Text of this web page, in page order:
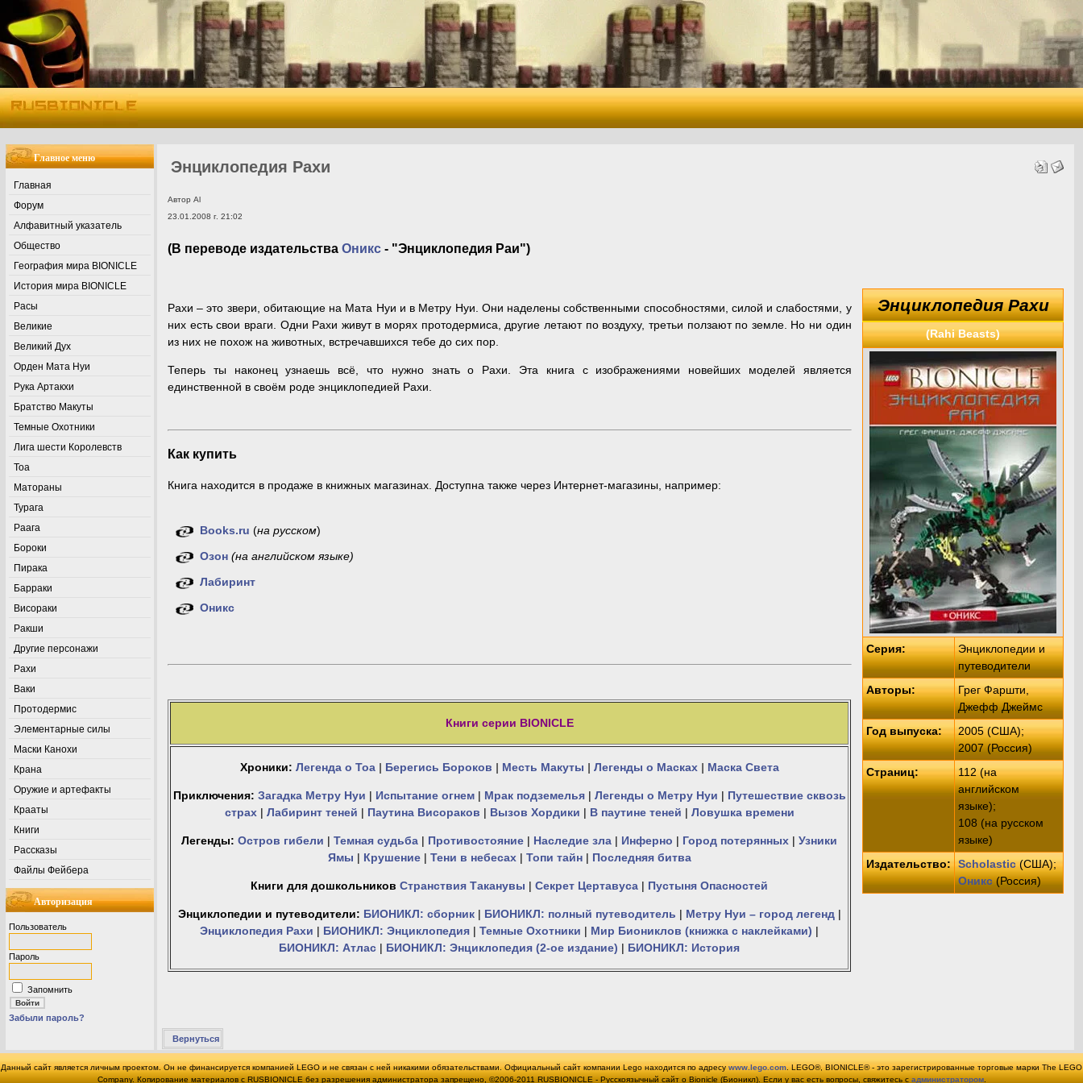
Главное меню
Главная
Форум
Алфавитный указатель
Общество
География мира BIONICLE
История мира BIONICLE
Расы
Великие
Великий Дух
Орден Мата Нуи
Рука Артакхи
Братство Макуты
Темные Охотники
Лига шести Королевств
Тоа
Матораны
Турага
Раага
Бороки
Пирака
Барраки
Висораки
Ракши
Другие персонажи
Рахи
Ваки
Протодермис
Элементарные силы
Маски Канохи
Крана
Оружие и артефакты
Крааты
Книги
Рассказы
Файлы Фейбера
Авторизация
Пользователь
Пароль
Запомнить
Забыли пароль?
Энциклопедия Рахи
Автор Al
23.01.2008 г. 21:02
(В переводе издательства Оникс - "Энциклопедия Раи")
Энциклопедия Рахи
(Rahi Beasts)
Серия:
Энциклопедии и
путеводители
Авторы:
Грег Фаршти,
Джефф Джеймс
Год выпуска:
2005 (США);
2007 (Россия)
Страниц:
112 (на
английском
языке);
108 (на русском
языке)
Издательство: Scholastic(США);
Оникс(Россия)
Рахи – это звери, обитающие на Мата Нуи и в Метру Нуи. Они наделены собственными способностями, силой и слабостями, у
них есть свои враги. Одни Рахи живут в морях протодермиса, другие летают по воздуху, третьи ползают по земле. Но ни один
из них не похож на животных, встречавшихся тебе до сих пор.
Теперь ты наконец узнаешь всё, что нужно знать о Рахи. Эта книга с изображениями новейших моделей является
единственной в своём роде энциклопедией Рахи.
Как купить
Книга находится в продаже в книжных магазинах. Доступна также через Интернет-магазины, например:
Books.ru (на русском)
Озон (на английском языке)
Лабиринт
Оникс
Книги серии BIONICLE
Хроники: Легенда о Тоа| Берегись Бороков | Месть Макуты | Легенды о Масках| Маска Света
Приключения: Загадка Метру Нуи | Испытание огнем| Мрак подземелья| Легенды о Метру Нуи | Путешествие сквозь
страх| Лабиринт теней | Паутина Висораков | Вызов Хордики | В паутине теней | Ловушка времени
Легенды: Остров гибели |Темная судьба | Противостояние | Наследие зла | Инферно | Город потерянных |Узники
Ямы | Крушение| Тени в небесах| Топи тайн| Последняя битва
Книги для дошкольников Странствия Таканувы |Секрет Цертавуса | Пустыня Опасностей
Энциклопедии и путеводители: БИОНИКЛ: сборник | БИОНИКЛ: полный путеводитель | Метру Нуи – город легенд|
Энциклопедия Рахи | БИОНИКЛ: Энциклопедия |Темные Охотники | Мир Биониклов (книжка с наклейками) |
БИОНИКЛ: Атлас | БИОНИКЛ: Энциклопедия (2-ое издание) | БИОНИКЛ: История
Вернуться
Данный сайт является личным проектом. Он не финансируется компанией LEGO и не связан с ней никакими обязательствами. Официальный сайт компании Lego находится по адресуwww.lego.com. LEGO®, BIONICLE® - это зарегистрированные торговые марки The LEGO
Company. Копирование материалов с RUSBIONICLE без разрешения администратора запрещено, ©2006-2011 RUSBIONICLE - Русскоязычный сайт о Bionicle (Бионикл). Если у вас есть вопросы, свяжитесь с администратором.